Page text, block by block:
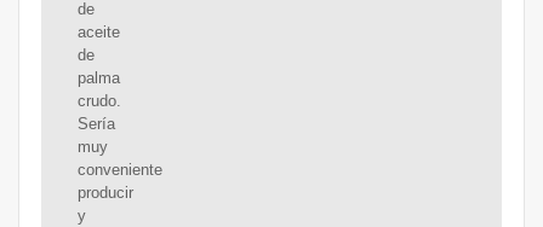
de
aceite
de
palma
crudo.
Sería
muy
conveniente
producir
y